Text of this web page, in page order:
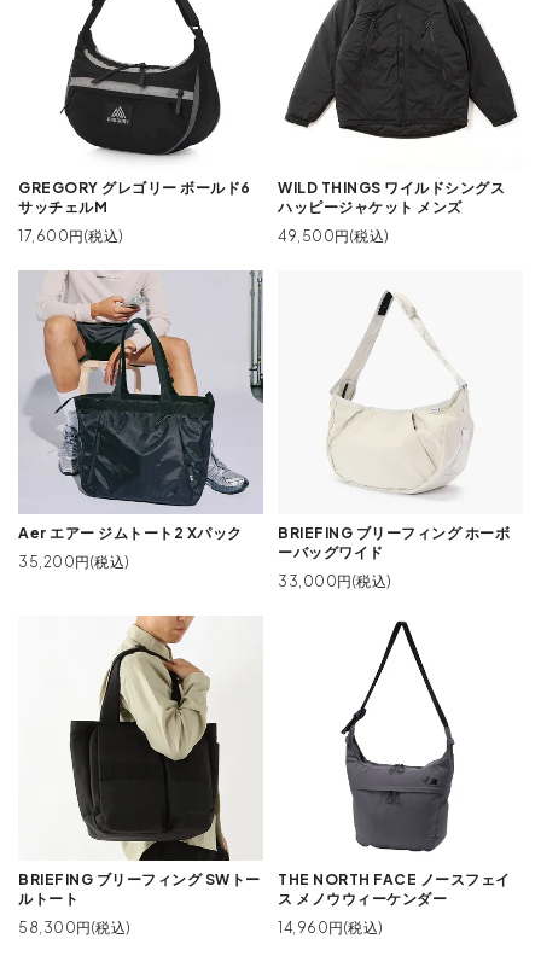
GREGORY グレゴリー ボールド6
サッチェルM
17,600円(税込)
WILD THINGS ワイルドシングス
ハッピージャケット メンズ
49,500円(税込)
Aer エアー ジムトート2 Xパック
35,200円(税込)
BRIEFING ブリーフィング ホーボ
ーバッグワイド
33,000円(税込)
BRIEFING ブリーフィング SWトー
ルトート
58,300円(税込)
THE NORTH FACE ノースフェイ
ス メノウウィーケンダー
14,960円(税込)